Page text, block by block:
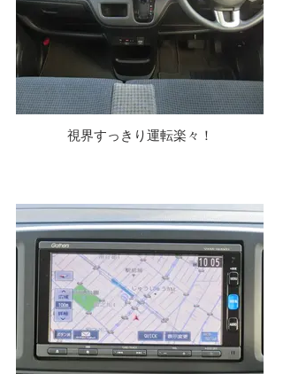
視界すっきり運転楽々！